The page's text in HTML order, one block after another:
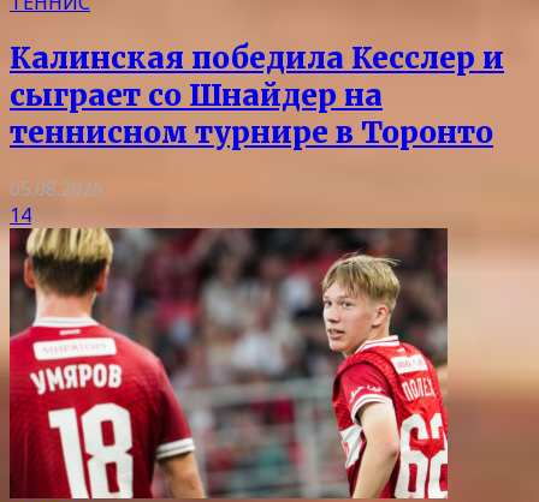
Калинская победила Кесслер и
сыграет со Шнайдер на
теннисном турнире в Торонто
05.08.2026
14